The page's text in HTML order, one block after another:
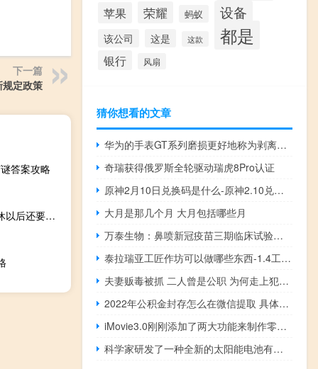
下一篇
定政策
答案攻略
今日最新更新内容 多地上调医保最低缴费年限标准 难道退休以后还要继续交医保
苹果 荣耀 蚂蚁 设备
该公司 这是 这款 都是
银行 风扇
猜你想看的文章
华为的手表GT系列磨损更好地称为剥离智能手表与伟大的设计
奇瑞获得俄罗斯全轮驱动瑞虎8Pro认证
原神2月10日兑换码是什么-原神2.10兑换码分享2023
大月是那几个月 大月包括哪些月
万泰生物：鼻喷新冠疫苗三期临床试验正在四个国家顺利推进
泰拉瑞亚工匠作坊可以做哪些东西-1.4工匠作坊合成表大全
夫妻贩毒被抓 二人曾是公职 为何走上犯罪道路呢？
2022年公积金封存怎么在微信提取 具体步骤是什么
iMovie3.0刚刚添加了两大功能来制作零努力电影
科学家研发了一种全新的太阳能电池有望改变当前的局面